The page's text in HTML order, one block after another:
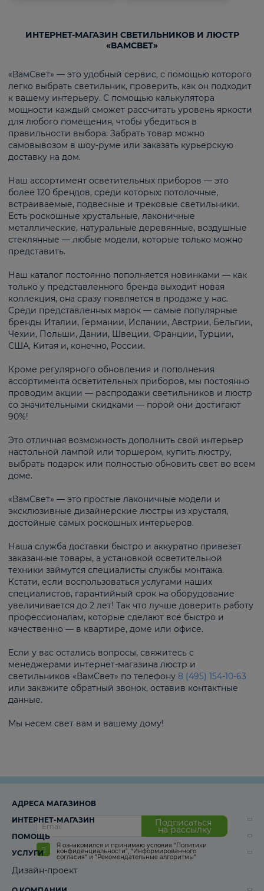
ИНТЕРНЕТ-МАГАЗИН СВЕТИЛЬНИКОВ И ЛЮСТР
«ВАМСВЕТ»
«ВамСвет» — это удобный сервис, с помощью которого
легко выбрать светильник, проверить, как он подходит
к вашему интерьеру. С помощью калькулятора
мощности каждый сможет рассчитать уровень яркости
для любого помещения, чтобы убедиться в
правильности выбора. Забрать товар можно
самовывозом в шоу-руме или заказать курьерскую
доставку на дом.
Наш ассортимент осветительных приборов — это
более 120 брендов, среди которых: потолочные,
встраиваемые, подвесные и трековые светильники.
Есть роскошные хрустальные, лаконичные
металлические, натуральные деревянные, воздушные
стеклянные — любые модели, которые только можно
представить.
Наш каталог постоянно пополняется новинками — как
только у представленного бренда выходит новая
коллекция, она сразу появляется в продаже у нас.
Среди представленных марок — самые популярные
бренды Италии, Германии, Испании, Австрии, Бельгии,
Чехии, Польши, Дании, Швеции, Франции, Турции,
США, Китая и, конечно, России.
Кроме регулярного обновления и пополнения
ассортимента осветительных приборов, мы постоянно
проводим акции — распродажи светильников и люстр
со значительными скидками — порой они достигают
90%!
Это отличная возможность дополнить свой интерьер
настольной лампой или торшером, купить люстру,
выбрать подарок или полностью обновить свет во всем
доме.
«ВамСвет» — это простые лаконичные модели и
эксклюзивные дизайнерские люстры из хрусталя,
достойные самых роскошных интерьеров.
Наша служба доставки быстро и аккуратно привезет
заказанные товары, а установкой осветительной
техники займутся специалисты службы монтажа.
Кстати, если воспользоваться услугами наших
специалистов, гарантийный срок на оборудование
увеличивается до 2 лет! Так что лучше доверить работу
профессионалам, которые сделают всё быстро и
качественно — в квартире, доме или офисе.
Если у вас остались вопросы, свяжитесь с
менеджерами интернет-магазина люстр и
светильников «ВамСвет» по телефону 8 (495) 154-10-63
или закажите обратный звонок, оставив контактные
данные.
Мы несем свет вам и вашему дому!
Подписаться
на рассылку
Я ознакомился и принимаю условия “Политики
конфиденциальности”, “Информированного
согласия“ и “Рекомендательные алгоритмы“
АДРЕСА МАГАЗИНОВ
ИНТЕРНЕТ-МАГАЗИН
ПОМОЩЬ
УСЛУГИ
Дизайн-проект